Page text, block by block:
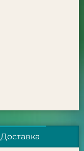
Доставка